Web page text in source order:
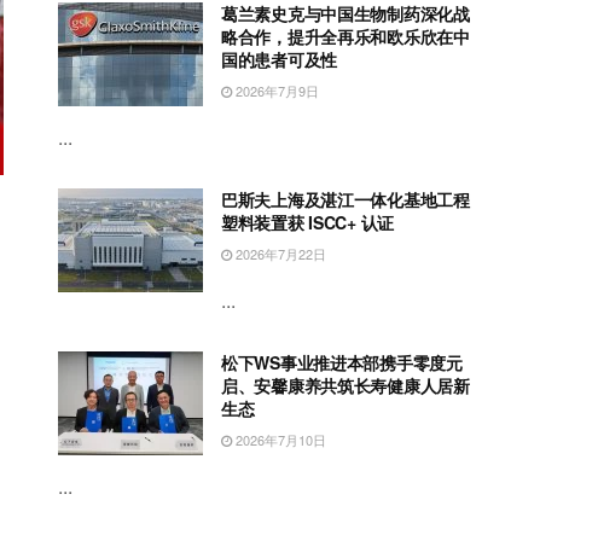
葛兰素史克与中国生物制药深化战
略合作，提升全再乐和欧乐欣在中
国的患者可及性
2026年7月9日
...
巴斯夫上海及湛江一体化基地工程
塑料装置获 ISCC+ 认证
2026年7月22日
...
松下WS事业推进本部携手零度元
启、安馨康养共筑长寿健康人居新
生态
2026年7月10日
...